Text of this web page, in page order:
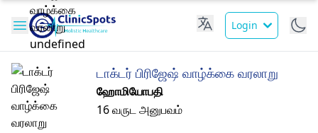
Login
டாக்டர் பிரிஜேஷ் வாழ்க்கை வரலாறு
ஹோமியோபதி
16 வருட அனுபவம்